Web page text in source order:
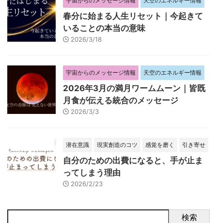
春分に始まる人生リセット｜今起きて
いることの本当の意味
2026/3/18
宇宙からのメッセージ情報 天空のエネルギー情報
2026年3月の満月ワームムーン｜皆既
月食が伝える統合のメッセージ
2026/3/3
潜在意識 現実創造のコツ 感覚を磨く 引き寄せ
自分のための出費になると、手が止ま
ってしまう理由
2026/2/23
検索